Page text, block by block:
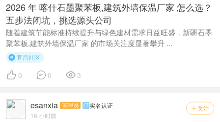
2026 年 喀什石墨聚苯板,建筑外墙保温厂家 怎么选？
五步法闭坑，挑选源头公司
随着建筑节能标准持续提升与绿色建材需求日益旺盛，新疆石墨
聚苯板,建筑外墙保温厂家 的市场关注度显著攀升 ...
宜昌社区
 0  0 3
 关注
esanxia 管理员 实名认证
16 小时前